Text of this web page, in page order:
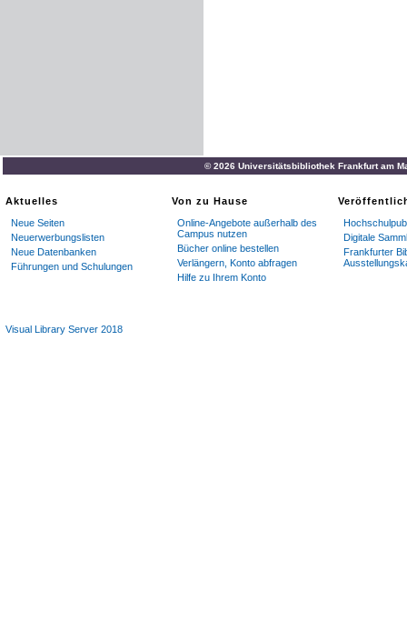
© 2026 Universitätsbibliothek Frankfurt am
Aktuelles
Neue Seiten
Neuerwerbungslisten
Neue Datenbanken
Führungen und Schulungen
Von zu Hause
Online-Angebote außerhalb des
Campus nutzen
Bücher online bestellen
Verlängern, Konto abfragen
Hilfe zu Ihrem Konto
Digitale
Frankfurter
Visual Library Server 2018